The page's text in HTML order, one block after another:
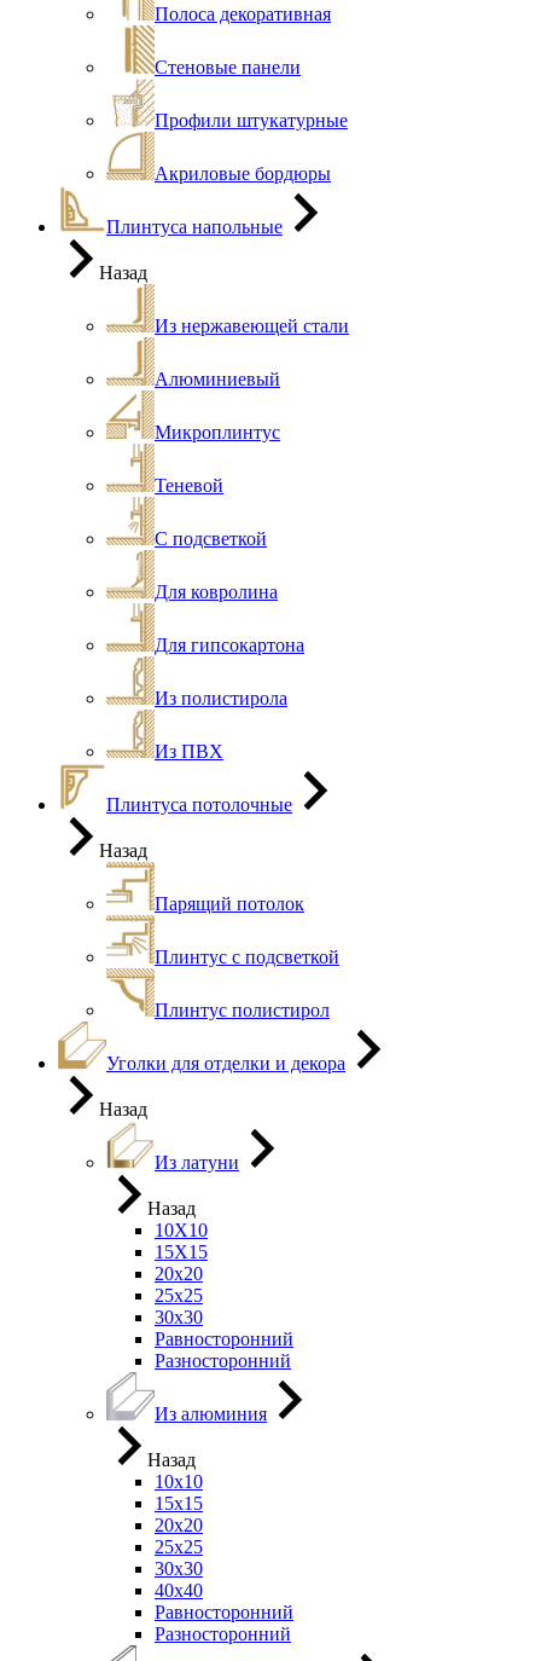
Полоса декоративная
Стеновые панели
Профили штукатурные
Акриловые бордюры
Плинтуса напольные
Назад
Из нержавеющей стали
Алюминиевый
Микроплинтус
Теневой
С подсветкой
Для ковролина
Для гипсокартона
Из полистирола
Из ПВХ
Плинтуса потолочные
Назад
Парящий потолок
Плинтус с подсветкой
Плинтус полистирол
Уголки для отделки и декора
Назад
Из латуни
Назад
10Х10
15Х15
20х20
25х25
30х30
Равносторонний
Разносторонний
Из алюминия
Назад
10х10
15х15
20х20
25х25
30х30
40х40
Равносторонний
Разносторонний